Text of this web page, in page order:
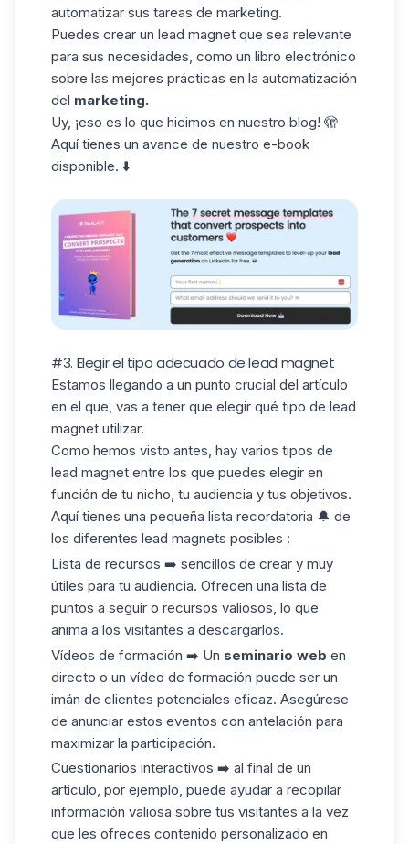
automatizar sus tareas de marketing.
Puedes crear un lead magnet que sea relevante
para sus necesidades, como un libro electrónico
sobre las mejores prácticas en la automatización
del marketing.
Uy, ¡eso es lo que hicimos en nuestro blog! 🫣
Aquí tienes un avance de nuestro e-book
disponible. ⬇️
#3. Elegir el tipo adecuado de lead magnet
Estamos llegando a un punto crucial del artículo
en el que, vas a tener que elegir qué tipo de lead
magnet utilizar.
Como hemos visto antes, hay varios tipos de
lead magnet entre los que puedes elegir en
función de tu nicho, tu audiencia y tus objetivos.
Aquí tienes una pequeña lista recordatoria 🔔 de
los diferentes lead magnets posibles :
Lista de recursos ➡️ sencillos de crear y muy
útiles para tu audiencia. Ofrecen una lista de
puntos a seguir o recursos valiosos, lo que
anima a los visitantes a descargarlos.
Vídeos de formación ➡️ Un seminario web en
directo o un vídeo de formación puede ser un
imán de clientes potenciales eficaz. Asegúrese
de anunciar estos eventos con antelación para
maximizar la participación.
Cuestionarios interactivos ➡️ al final de un
artículo, por ejemplo, puede ayudar a recopilar
información valiosa sobre tus visitantes a la vez
que les ofreces contenido personalizado en